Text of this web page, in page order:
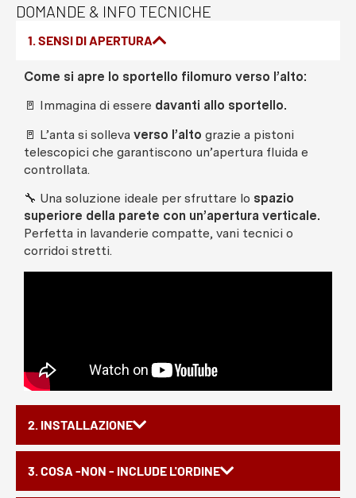
DOMANDE & INFO TECNICHE
1. SENSI DI APERTURA
2. INSTALLAZIONE
3. COSA -NON - INCLUDE L'ORDINE
Come si apre lo sportello filomuro verso l’alto:
🚪 Immagina di essere davanti allo sportello.
🚪 L’anta si solleva verso l’alto grazie a pistoni
telescopici che garantiscono un’apertura fluida e
controllata.
🔧 Una soluzione ideale per sfruttare lo spazio
superiore della parete con un’apertura verticale.
Perfetta in lavanderie compatte, vani tecnici o
corridoi stretti.